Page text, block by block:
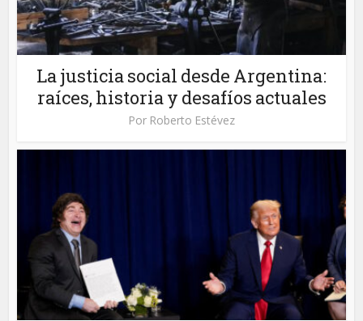
La justicia social desde Argentina:
raíces, historia y desafíos actuales
Por Roberto Estévez